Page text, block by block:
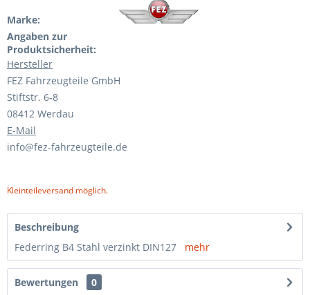
Marke:
Angaben zur
Produktsicherheit:
Hersteller
FEZ Fahrzeugteile GmbH
Stiftstr. 6-8
08412 Werdau
E-Mail
info@fez-fahrzeugteile.de
Kleinteileversand möglich.
Beschreibung
Federring B4 Stahl verzinkt DIN127 mehr
Bewertungen
0